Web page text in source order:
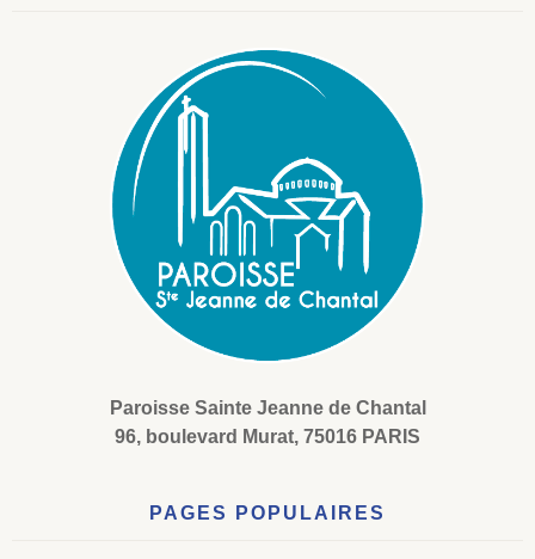
Paroisse Sainte Jeanne de Chantal
96, boulevard Murat, 75016 PARIS
PAGES POPULAIRES